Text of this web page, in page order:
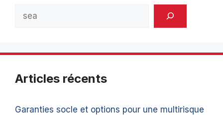
Articles récents
Garanties socle et options pour une multirisque